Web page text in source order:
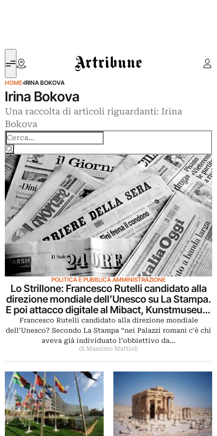
Artribune
HOME›IRINA BOKOVA
Irina Bokova
Una raccolta di articoli riguardanti: Irina
Bokova
Cerca
POLITICA E PUBBLICA AMMINISTRAZIONE
Lo Strillone: Francesco Rutelli candidato alla
direzione mondiale dell’Unesco su La Stampa.
E poi attacco digitale al Mibact, Kunstmuseum
di Ravensburg
Francesco Rutelli candidato alla direzione mondiale
dell’Unesco? Secondo La Stampa “nei Palazzi romani c’è chi
aveva già individuato l’obbiettivo da…
di Massimo Mattioli